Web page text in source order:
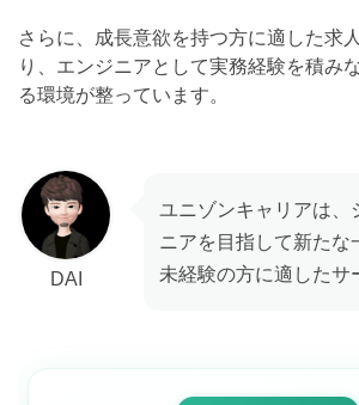
さらに、成長意欲を持つ方に適した求
り、エンジニアとして実務経験を積み
る環境が整っています。
DAI
ユニゾンキャリアは、
ニアを目指して新たな
未経験の方に適したサ